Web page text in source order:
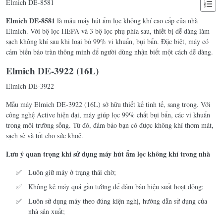
Elmich DE-8581
Elmich DE-8581 là mẫu máy hút ẩm lọc không khí cao cấp của nhà
Elmich. Với bộ lọc HEPA và 3 bộ lọc phụ phía sau, thiết bị dễ dàng làm
sạch không khí sau khi loại bỏ 99% vi khuẩn, bụi bẩn. Đặc biệt, máy có
cảm biến báo tràn thông minh để người dùng nhận biết một cách dễ dàng.
Elmich DE-3922 (16L)
Elmich DE-3922
Mẫu máy Elmich DE-3922 (16L) sở hữu thiết kế tinh tế, sang trọng. Với
công nghệ Active hiện đại, máy giúp lọc 99% chất bụi bẩn, các vi khuẩn
trong môi trường sống. Từ đó, đảm bảo bạn có được không khí thơm mát,
sạch sẽ và tốt cho sức khoẻ.
Lưu ý quan trọng khi sử dụng máy hút ẩm lọc không khí trong nhà
Luôn giữ máy ở trạng thái chờ;
Không kê máy quá gần tường để đảm bảo hiệu suất hoạt động;
Luôn sử dụng máy theo đúng kiện nghị, hướng dẫn sử dụng của
nhà sản xuất;